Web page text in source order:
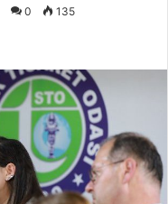
0 135